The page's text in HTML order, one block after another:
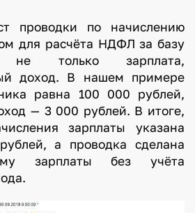
проводки по начислению
для расчёта НДФЛ за базу
не только зарплата,
доход. В нашем примере
равна 100 000 рублей,
— 3 000 рублей. В итоге,
зарплаты указана
а проводка сделана
зарплаты без учёта